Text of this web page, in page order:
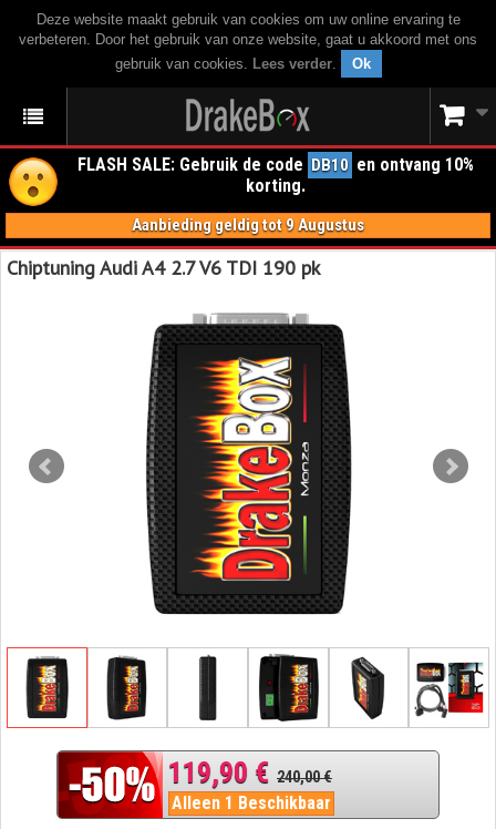
Deze website maakt gebruik van cookies om uw online ervaring te
verbeteren. Door het gebruik van onze website, gaat u akkoord met ons
gebruik van cookies. Lees verder. Ok
FLASH SALE: Gebruik de code DB10 en ontvang 10%
korting.
Aanbieding geldig tot 9 Augustus
Chiptuning Audi A4 2.7 V6 TDI 190 pk
119,90 € 240,00 €
Alleen 1 Beschikbaar